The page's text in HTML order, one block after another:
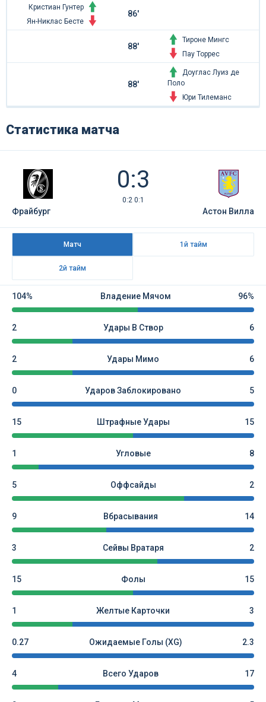
Кристиан Гунтер
Ян-Никлас Бесте
86'
88'
Тироне Мингс
Пау Торрес
88'
Доуглас Луиз де
Поло
Юри Тилеманс
Статистика матча
0:3
0:2 0:1
Фрайбург Астон Вилла
Матч 1й тайм
2й тайм
104% Владение Мячом 96%
2 Удары В Створ 6
2 Удары Мимо 6
0 Ударов Заблокировано 5
15 Штрафные Удары 15
1 Угловые 8
5 Оффсайды 2
9 Вбрасывания 14
3 Сейвы Вратаря 2
15 Фолы 15
1 Желтые Карточки 3
0.27 Ожидаемые Голы (xG) 2.3
4 Всего Ударов 17